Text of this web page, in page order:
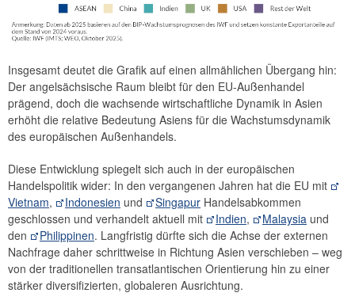
Insgesamt deutet die Grafik auf einen allmählichen Übergang hin:
Der angelsächsische Raum bleibt für den EU-Außenhandel
prägend, doch die wachsende wirtschaftliche Dynamik in Asien
erhöht die relative Bedeutung Asiens für die Wachstumsdynamik
des europäischen Außenhandels.
Diese Entwicklung spiegelt sich auch in der europäischen
Handelspolitik wider: In den vergangenen Jahren hat die EU mit
Vietnam, Indonesien und Singapur Handelsabkommen
geschlossen und verhandelt aktuell mit
Indien, Malaysia und
den
Philippinen. Langfristig dürfte sich die Achse der externen
Nachfrage daher schrittweise in Richtung Asien verschieben – weg
von der traditionellen transatlantischen Orientierung hin zu einer
stärker diversifizierten, globaleren Ausrichtung.